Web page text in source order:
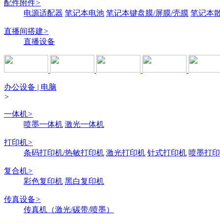
配件附件>
电源适配器 笔记本电池 笔记本键盘膜/屏膜/壳膜 笔记本
直播间搭建>
直播设备
办公设备 | 电脑
>
一体机>
喷墨一体机 激光一体机
打印机>
条码打印机/热敏打印机 激光打印机 针式打印机 喷墨打
复合机>
彩色复印机 黑白复印机
传真设备>
传真机（激光/碳带/喷墨）